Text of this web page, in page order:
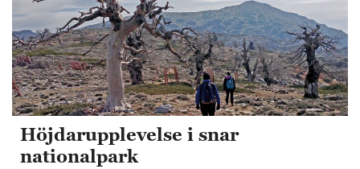
Höjdarupplevelse i snar
nationalpark